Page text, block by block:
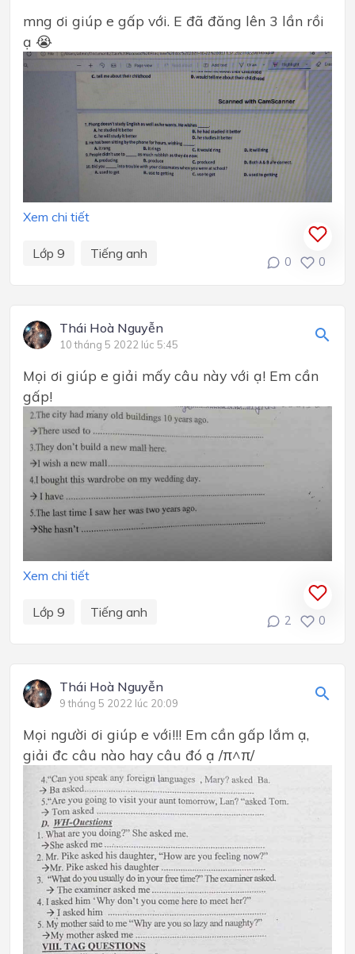
mng ơi giúp e gấp với. E đã đăng lên 3 lần rồi
ạ 😭
Xem chi tiết
Lớp 9 Tiếng anh
0 0
Thái Hoà Nguyễn
10 tháng 5 2022 lúc 5:45
Mọi ơi giúp e giải mấy câu này với ạ! Em cần
gấp!
Xem chi tiết
Lớp 9 Tiếng anh
2 0
Thái Hoà Nguyễn
9 tháng 5 2022 lúc 20:09
Mọi người ơi giúp e với!!! Em cần gấp lắm ạ,
giải đc câu nào hay câu đó ạ /π^π/